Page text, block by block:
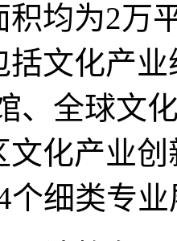
积均为2万
括文化产
、全球文
文化产业
个细类专